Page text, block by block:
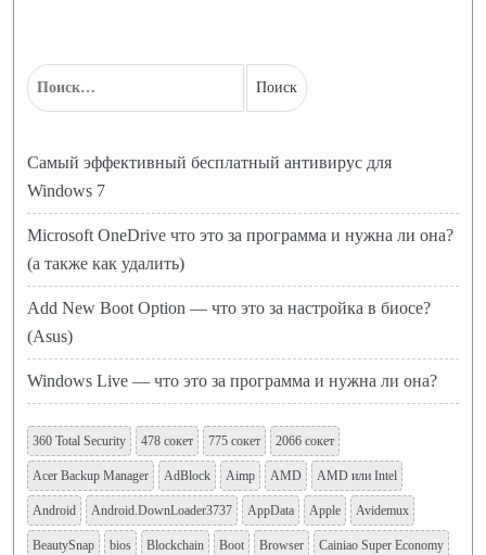
Самый эффективный бесплатный антивирус для
Windows 7
Microsoft OneDrive что это за программа и нужна ли она?
(а также как удалить)
Add New Boot Option — что это за настройка в биосе?
(Asus)
Windows Live — что это за программа и нужна ли она?
360 Total Security 478 сокет 775 сокет 2066 сокет
Acer Backup Manager AdBlock Aimp AMD AMD или Intel
Android Android.DownLoader3737 AppData Apple Avidemux
BeautySnap bios Blockchain Boot Browser Cainiao Super Economy